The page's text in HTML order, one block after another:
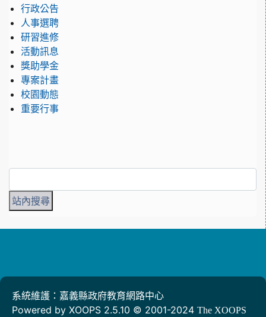
行政公告
人事選聘
研習進修
活動訊息
獎助學金
專案計畫
校園動態
重要行事
系統維護：嘉義縣政府教育網路中心
Powered by XOOPS 2.5.10 © 2001-2024 The XOOPS